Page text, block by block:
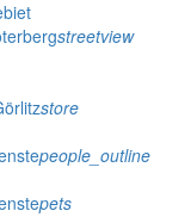
streetview
store
people_outline
pets